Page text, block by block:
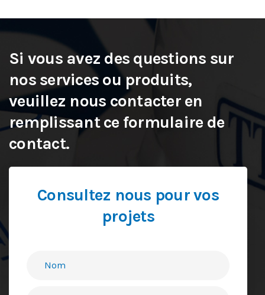
Si vous avez des questions sur
nos services ou produits,
veuillez nous contacter en
remplissant ce formulaire de
contact.
Consultez nous pour vos
projets